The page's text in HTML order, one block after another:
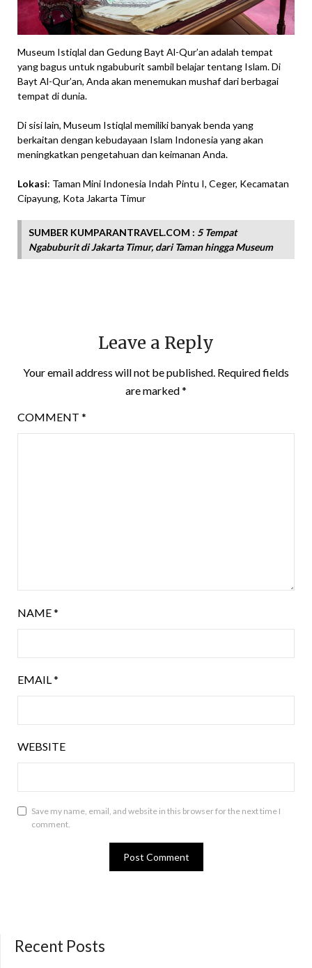
Museum Istiqlal dan Gedung Bayt Al-Qur’an adalah tempat
yang bagus untuk ngabuburit sambil belajar tentang Islam. Di
Bayt Al-Qur’an, Anda akan menemukan mushaf dari berbagai
tempat di dunia.
Di sisi lain, Museum Istiqlal memiliki banyak benda yang
berkaitan dengan kebudayaan Islam Indonesia yang akan
meningkatkan pengetahuan dan keimanan Anda.
Lokasi: Taman Mini Indonesia Indah Pintu I, Ceger, Kecamatan
Cipayung, Kota Jakarta Timur
SUMBER KUMPARANTRAVEL.COM : 5 Tempat
Ngabuburit di Jakarta Timur, dari Taman hingga Museum
Leave a Reply
Your email address will not be published. Required fields
are marked*
COMMENT *
NAME*
EMAIL*
WEBSITE
Save my name, email, and website in this browser for the next time I
comment.
Recent Posts